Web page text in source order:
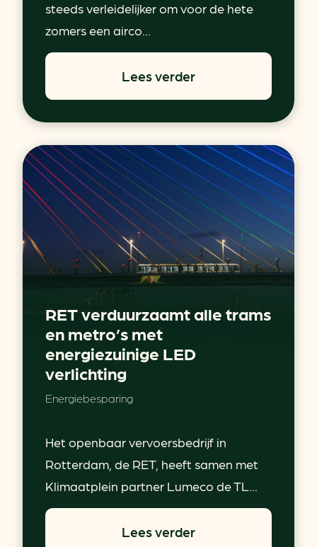
steeds verleidelijker om voor de hete
zomers een airco...
Lees verder
RET verduurzaamt alle trams
en metro’s met
energiezuinige LED
verlichting
Energiebesparing
Het openbaar vervoersbedrijf in
Rotterdam, de RET, heeft samen met
Klimaatplein partner Lumeco de TL...
Lees verder